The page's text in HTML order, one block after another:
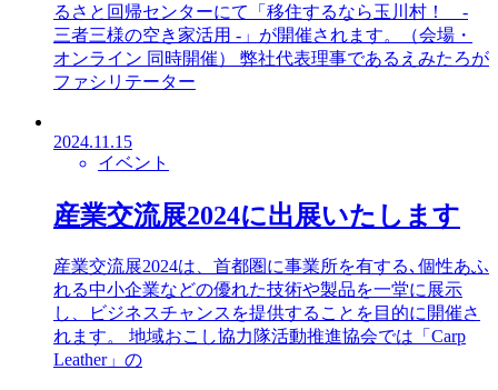
るさと回帰センターにて「移住するなら玉川村！ -
三者三様の空き家活用 -」が開催されます。（会場・
オンライン 同時開催） 弊社代表理事であるえみたろが
ファシリテーター
2024.11.15
イベント
産業交流展2024に出展いたします
産業交流展2024は、首都圏に事業所を有する､個性あふ
れる中小企業などの優れた技術や製品を一堂に展示
し、ビジネスチャンスを提供することを目的に開催さ
れます。 地域おこし協力隊活動推進協会では「Carp
Leather」の